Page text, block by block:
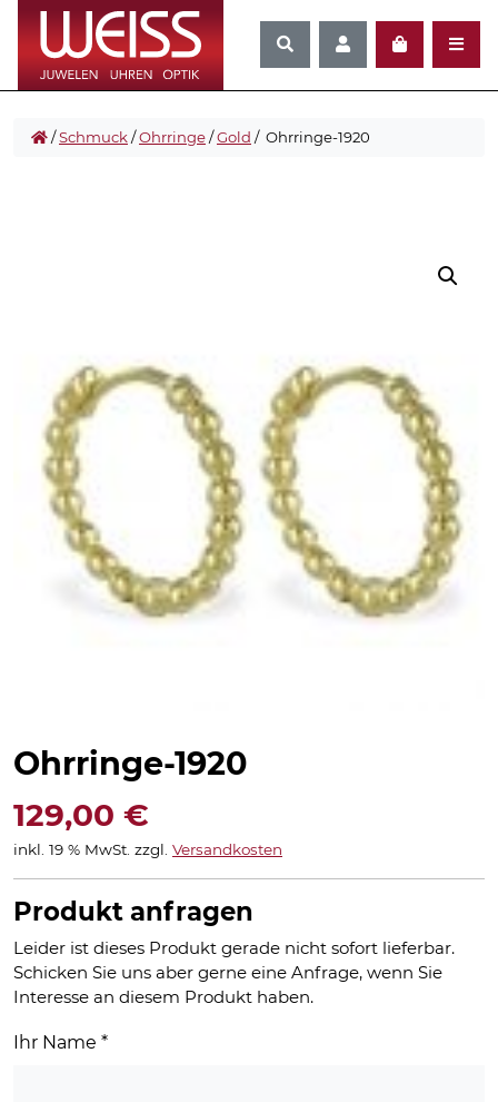
/Schmuck/Ohrringe/Gold / Ohrringe-1920
Ohrringe-1920
129,00 €
inkl. 19 % MwSt. zzgl. Versandkosten
Produkt anfragen
Leider ist dieses Produkt gerade nicht sofort lieferbar.
Schicken Sie uns aber gerne eine Anfrage, wenn Sie
Interesse an diesem Produkt haben.
Ihr Name *